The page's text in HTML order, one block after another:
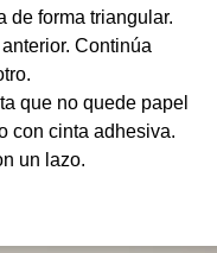
de forma triangular.
Continúa
que no quede papel
con cinta adhesiva.
un lazo.